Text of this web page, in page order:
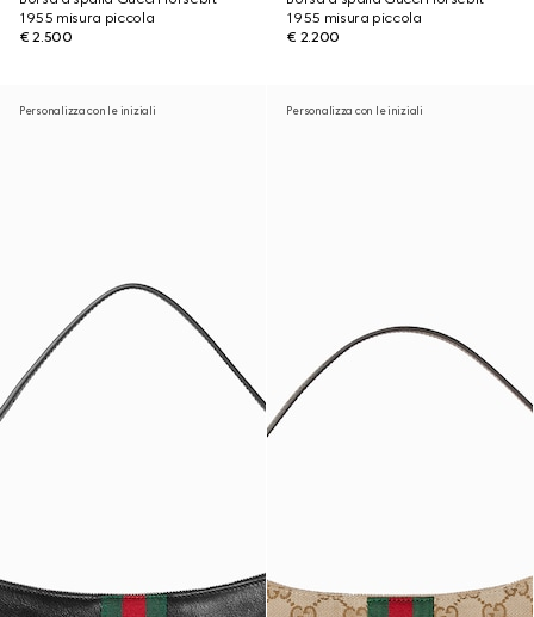
1955 misura piccola
€ 2.500
1955 misura piccola
€ 2.200
Personalizza con le iniziali Personalizza con le iniziali